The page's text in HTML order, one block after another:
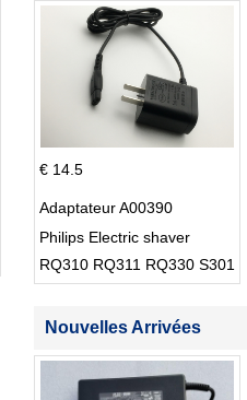
€ 14.5
Adaptateur A00390
Philips Electric shaver
RQ310 RQ311 RQ330 S301
Nouvelles Arrivées